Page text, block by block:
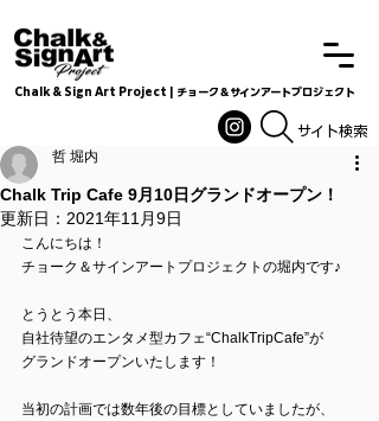
Chalk & Sign Art Project | チョーク＆サインアートプロジェクト
​​​サイト検索
Chalk Trip Cafe 9月10日グランドオープン！
哲 堀内
更新日： 2021年11月9日
こんにちは！
チョーク＆サインアートプロジェクトの堀内です♪
とうとう本日、
自社待望のエンタメ型カフェ“ChalkTripCafe”が
グランドオープンいたします！
当初の計画では数年後の目標としていましたが、